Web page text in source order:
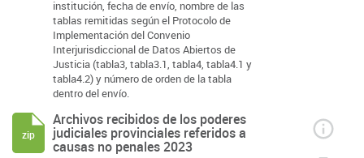
institución, fecha de envío, nombre de las
tablas remitidas según el Protocolo de
Implementación del Convenio
Interjurisdiccional de Datos Abiertos de
Justicia (tabla3, tabla3.1, tabla4, tabla4.1 y
tabla4.2) y número de orden de la tabla
dentro del envío.
Archivos recibidos de los poderes
judiciales provinciales referidos a
causas no penales 2023
zip